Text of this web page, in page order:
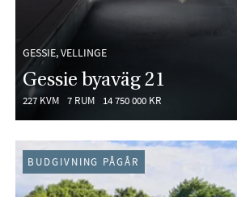
GESSIE, VELLINGE
Gessie byaväg 21
227 KVM 7 RUM 14 750 000 KR
BUDGIVNING PÅGÅR